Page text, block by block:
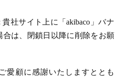
貴社サイト上に「akibaco」バナ
合は、閉鎖日以降に削除をお願
愛顧に感謝いたしますととも